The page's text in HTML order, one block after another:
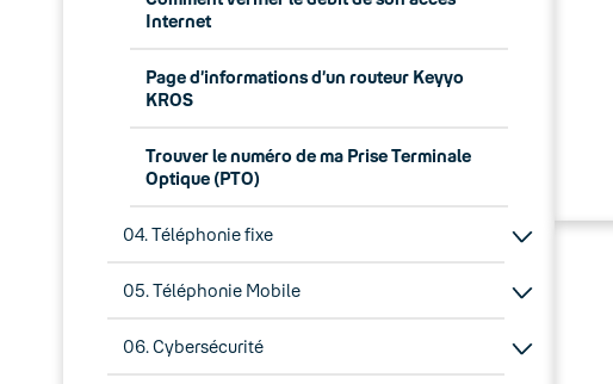
Internet
Page d’informations d’un routeur Keyyo
KROS
Trouver le numéro de ma Prise Terminale
Optique (PTO)
04. Téléphonie fixe
05. Téléphonie Mobile
06. Cybersécurité